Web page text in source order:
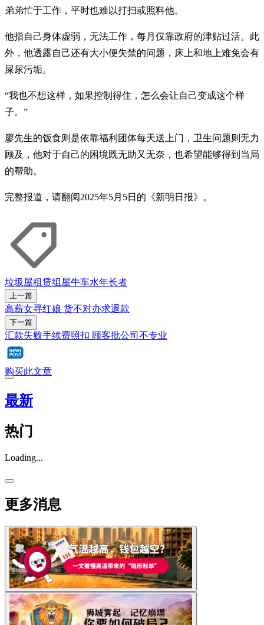
弟弟忙于工作，平时也难以打扫或照料他。
他指自己身体虚弱，无法工作，每月仅靠政府的津贴过活。此
外，他透露自己还有大小便失禁的问题，床上和地上难免会有
屎尿污垢。
“我也不想这样，如果控制得住，怎么会让自己变成这个样
子。”
廖先生的饭食则是依靠福利团体每天送上门，卫生问题则无力
顾及，他对于自己的困境既无助又无奈，也希望能够得到当局
的帮助。
完整报道，请翻阅2025年5月5日的《新明日报》。
垃圾屋租赁组屋牛车水年长者
上一篇
高薪女寻红娘 货不对办求退款
下一篇
汇款失败手续费照扣 顾客批公司不专业
购买此文章
最新
热门
Loading...
更多消息